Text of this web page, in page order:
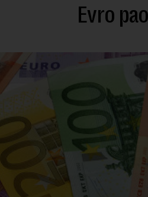
Evro